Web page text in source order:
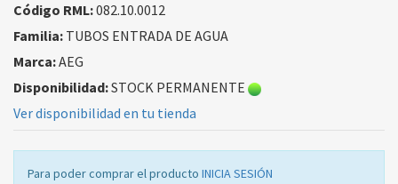
Código RML:082.10.0012
Familia: TUBOS ENTRADA DE AGUA
Marca:AEG
Disponibilidad:STOCK PERMANENTE
Ver disponibilidad en tu tienda
Para poder comprar el producto INICIA SESIÓN